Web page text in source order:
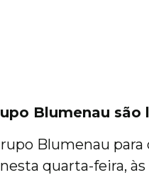
Blumenau são
Blumenau
quarta-feira, às